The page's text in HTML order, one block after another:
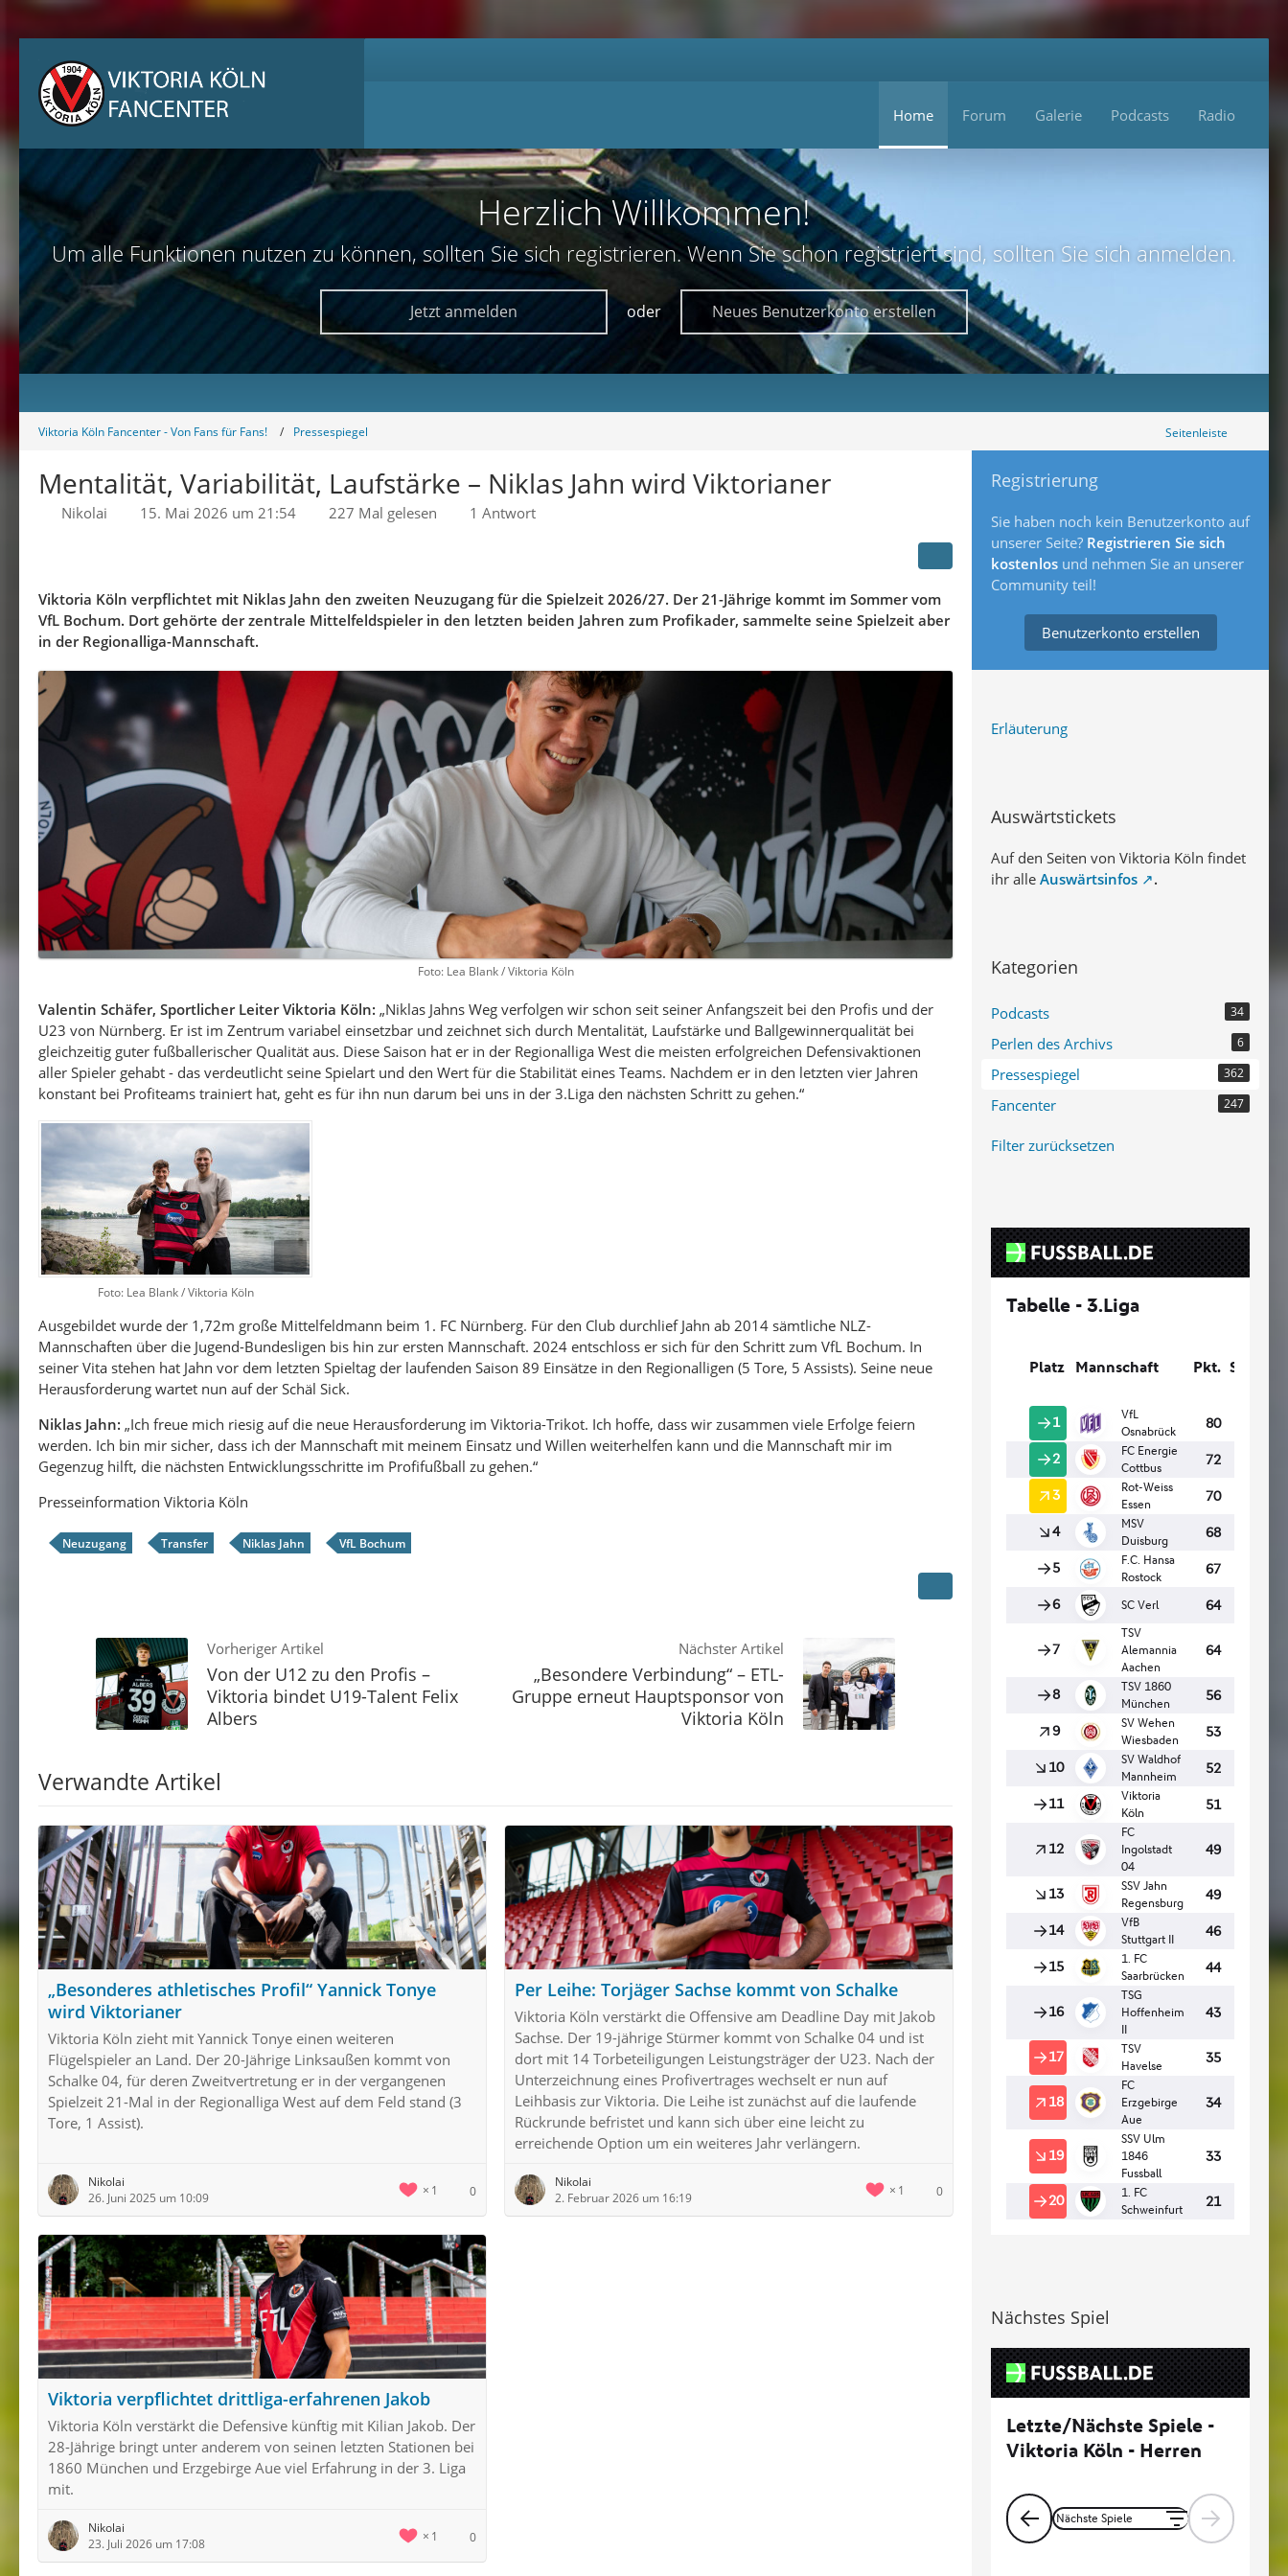
Home Forum Galerie Podcasts Radio
Herzlich Willkommen!
Um alle Funktionen nutzen zu können, sollten Sie sich registrieren. Wenn Sie schon registriert sind, sollten Sie sich anmelden.
Jetzt anmelden oder Neues Benutzerkonto erstellen
Viktoria Köln Fancenter - Von Fans für Fans! Pressespiegel Seitenleiste
Mentalität, Variabilität, Laufstärke – Niklas Jahn wird Viktorianer
Nikolai 15. Mai 2026 um 21:54 227 Mal gelesen 1 Antwort
Viktoria Köln verpflichtet mit Niklas Jahn den zweiten Neuzugang für die Spielzeit 2026/27. Der 21-Jährige kommt im Sommer vom
VfL Bochum. Dort gehörte der zentrale Mittelfeldspieler in den letzten beiden Jahren zum Profikader, sammelte seine Spielzeit aber
in der Regionalliga-Mannschaft.
Foto: Lea Blank / Viktoria Köln
Valentin Schäfer, Sportlicher Leiter Viktoria Köln: „Niklas Jahns Weg verfolgen wir schon seit seiner Anfangszeit bei den Profis und der
U23 von Nürnberg. Er ist im Zentrum variabel einsetzbar und zeichnet sich durch Mentalität, Laufstärke und Ballgewinnerqualität bei
gleichzeitig guter fußballerischer Qualität aus. Diese Saison hat er in der Regionalliga West die meisten erfolgreichen Defensivaktionen
aller Spieler gehabt - das verdeutlicht seine Spielart und den Wert für die Stabilität eines Teams. Nachdem er in den letzten vier Jahren
konstant bei Profiteams trainiert hat, geht es für ihn nun darum bei uns in der 3.Liga den nächsten Schritt zu gehen.“
Foto: Lea Blank / Viktoria Köln
Ausgebildet wurde der 1,72m große Mittelfeldmann beim 1. FC Nürnberg. Für den Club durchlief Jahn ab 2014 sämtliche NLZ-
Mannschaften über die Jugend-Bundesligen bis hin zur ersten Mannschaft. 2024 entschloss er sich für den Schritt zum VfL Bochum. In
seiner Vita stehen hat Jahn vor dem letzten Spieltag der laufenden Saison 89 Einsätze in den Regionalligen (5 Tore, 5 Assists). Seine neue
Herausforderung wartet nun auf der Schäl Sick.
Niklas Jahn: „Ich freue mich riesig auf die neue Herausforderung im Viktoria-Trikot. Ich hoffe, dass wir zusammen viele Erfolge feiern
werden. Ich bin mir sicher, dass ich der Mannschaft mit meinem Einsatz und Willen weiterhelfen kann und die Mannschaft mir im
Gegenzug hilft, die nächsten Entwicklungsschritte im Profifußball zu gehen.“
Presseinformation Viktoria Köln
Neuzugang Transfer Niklas Jahn VfL Bochum
Vorheriger Artikel
Von der U12 zu den Profis –
Viktoria bindet U19-Talent Felix
Albers
Nächster Artikel
„Besondere Verbindung“ – ETL-
Gruppe erneut Hauptsponsor von
Viktoria Köln
Verwandte Artikel
„Besonderes athletisches Profil“ Yannick Tonye
wird Viktorianer
Viktoria Köln zieht mit Yannick Tonye einen weiteren
Flügelspieler an Land. Der 20-Jährige Linksaußen kommt von
Schalke 04, für deren Zweitvertretung er in der vergangenen
Spielzeit 21-Mal in der Regionalliga West auf dem Feld stand (3
Tore, 1 Assist).
Nikolai
26. Juni 2025 um 10:09
1 0
Per Leihe: Torjäger Sachse kommt von Schalke
Viktoria Köln verstärkt die Offensive am Deadline Day mit Jakob
Sachse. Der 19-jährige Stürmer kommt von Schalke 04 und ist
dort mit 14 Torbeteiligungen Leistungsträger der U23. Nach der
Unterzeichnung eines Profivertrages wechselt er nun auf
Leihbasis zur Viktoria. Die Leihe ist zunächst auf die laufende
Rückrunde befristet und kann sich über eine leicht zu
erreichende Option um ein weiteres Jahr verlängern.
Nikolai
2. Februar 2026 um 16:19
1 0
Viktoria verpflichtet drittliga-erfahrenen Jakob
Viktoria Köln verstärkt die Defensive künftig mit Kilian Jakob. Der
28-Jährige bringt unter anderem von seinen letzten Stationen bei
1860 München und Erzgebirge Aue viel Erfahrung in der 3. Liga
mit.
Nikolai
23. Juli 2026 um 17:08
1 0
Registrierung
Sie haben noch kein Benutzerkonto auf
unserer Seite? Registrieren Sie sich
kostenlos und nehmen Sie an unserer
Community teil!
Benutzerkonto erstellen
Erläuterung
Auswärtstickets
Auf den Seiten von Viktoria Köln findet
ihr alle Auswärtsinfos .
Kategorien
Podcasts 34
Perlen des Archivs 6
Pressespiegel 362
Fancenter 247
Filter zurücksetzen
Nächstes Spiel